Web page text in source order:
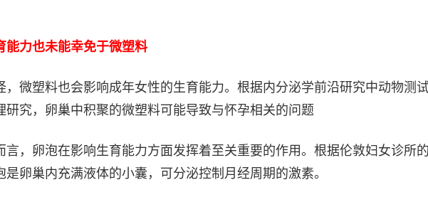
能力也未能幸免于微塑料
，微塑料也会影响成年女性的生育能力。根据内分泌学前沿研究中动物测
研究，卵巢中积聚的微塑料可能导致与怀孕相关的问题
言，卵泡在影响生育能力方面发挥着至关重要的作用。根据伦敦妇女诊所
是卵巢内充满液体的小囊，可分泌控制月经周期的激素。